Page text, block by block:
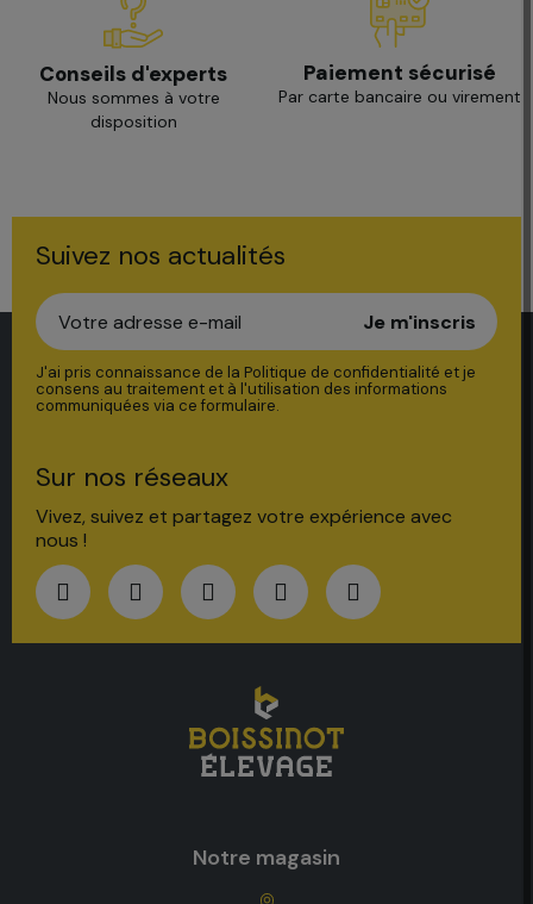
Conseils d'experts
Nous sommes à votre
disposition
Paiement sécurisé
Par carte bancaire ou virement
Suivez nos actualités
Je m'inscris
J'ai pris connaissance de la Politique de confidentialité et je
consens au traitement et à l'utilisation des informations
communiquées via ce formulaire.
Sur nos réseaux
Vivez, suivez et partagez votre expérience avec
nous !
Notre magasin